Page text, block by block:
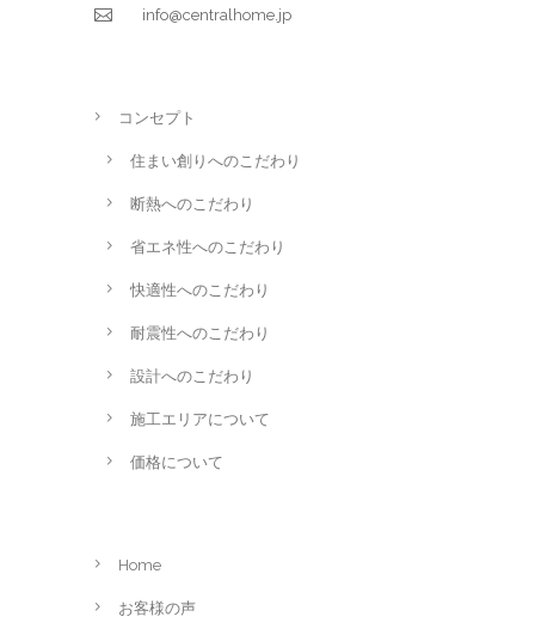
info@centralhome.jp
コンセプト
住まい創りへのこだわり
断熱へのこだわり
省エネ性へのこだわり
快適性へのこだわり
耐震性へのこだわり
設計へのこだわり
施工エリアについて
価格について
Home
お客様の声